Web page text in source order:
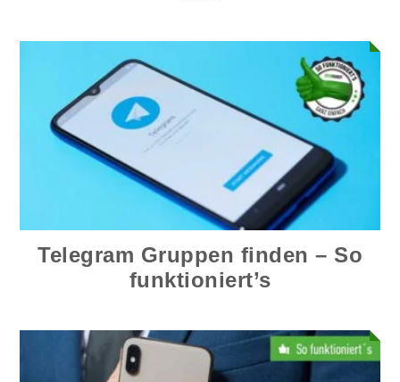
Telegram Gruppen finden – So